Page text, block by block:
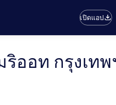
เปิดแอป
ออท กรุงเท